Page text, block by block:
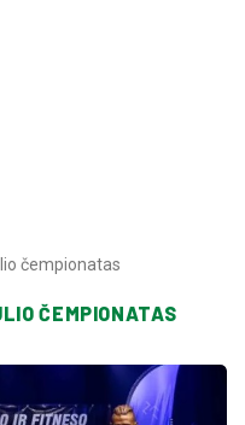
čempionatas
ČEMPIONATAS